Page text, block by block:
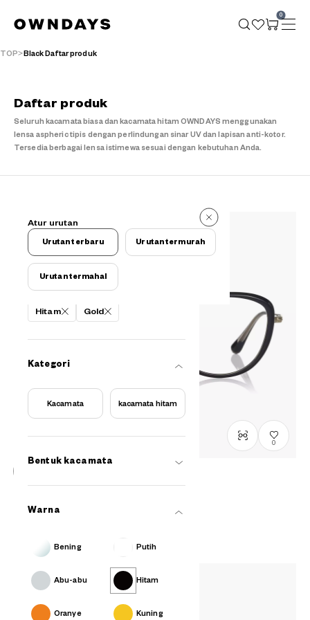
0
TOP Black Daftar produk
Daftar produk
Seluruh kacamata biasa dan kacamata hitam OWNDAYS menggunakan
lensa aspheric tipis dengan perlindungan sinar UV dan lapisan anti-kotor.
Tersedia berbagai lensa istimewa sesuai dengan kebutuhan Anda.
633 buah
Kriteria filter
Hitam Gold
Kategori
Kacamata kacamata hitam
Bentuk kacamata
Warna
Bening Putih
Abu-abu Hitam
Oranye Kuning
Atur urutan
Urutan terbaru Urutan termurah
Urutan termahal
0
GB2049M-6S